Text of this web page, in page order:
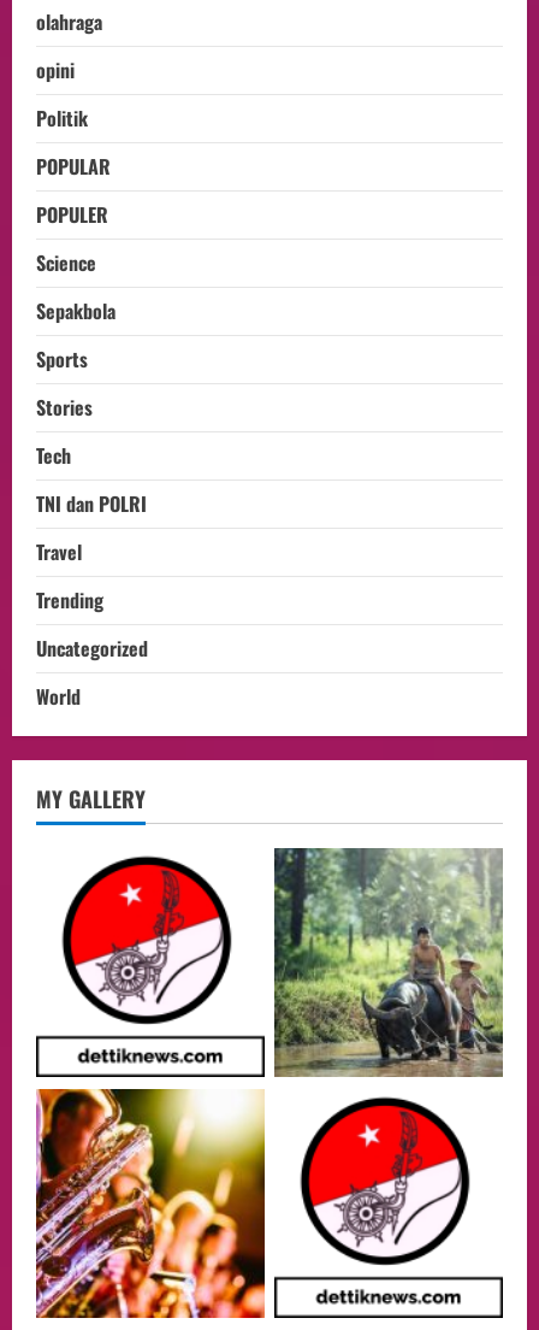
olahraga
opini
Politik
POPULAR
POPULER
Science
Sepakbola
Sports
Stories
Tech
TNI dan POLRI
Travel
Trending
Uncategorized
World
MY GALLERY
lembaga investor, Berorientasi Untuk
Meningkatkan SDM
05/08/2026
3
Health
Aliyuddin: Anak Indonesia di Luar Negeri
Harus Berprestasi, Berkarakter, dan
Menjaga Nama Baik Bangsa
05/08/2026
4
Putusan Diundur Lagi, Pernyataan
Hakim pada Sidang Sebelumnya Jadi
Sorotan
05/08/2026
Politik
Presiden Prabowo dan PM Thailand
Sepakat Perkuat Stabilitas ketahan